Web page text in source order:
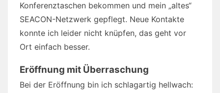
Konferenztaschen bekommen und mein „altes“
SEACON-Netzwerk gepflegt. Neue Kontakte
konnte ich leider nicht knüpfen, das geht vor
Ort einfach besser.
Eröffnung mit Überraschung
Bei der Eröffnung bin ich schlagartig hellwach: